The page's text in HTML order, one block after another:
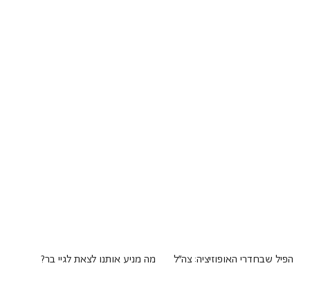
הפיל שבחדרי האופוזיציה: צה"ל מה מניע אותנו לצאת לגיי בר?